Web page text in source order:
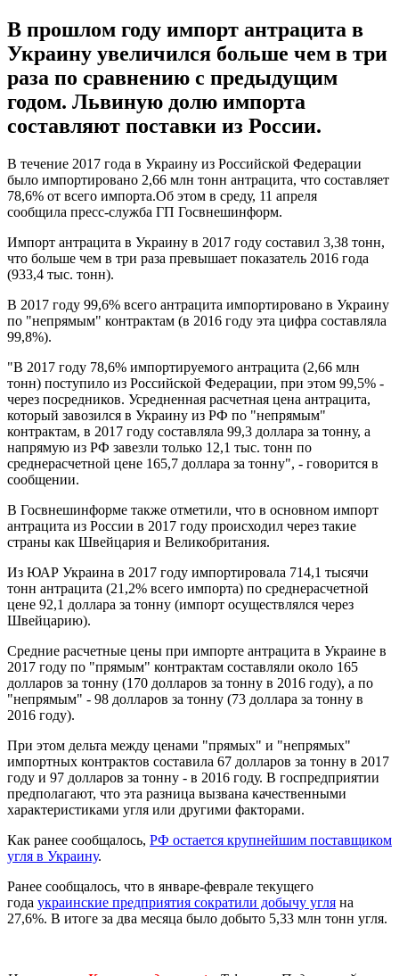
В прошлом году импорт антрацита в
Украину увеличился больше чем в три
раза по сравнению с предыдущим
годом. Львиную долю импорта
составляют поставки из России.
В течение 2017 года в Украину из Российской Федерации
было импортировано 2,66 млн тонн антрацита, что составляет
78,6% от всего импорта.Об этом в среду, 11 апреля
сообщила пресс-служба ГП Госвнешинформ.
Импорт антрацита в Украину в 2017 году составил 3,38 тонн,
что больше чем в три раза превышает показатель 2016 года
(933,4 тыс. тонн).
В 2017 году 99,6% всего антрацита импортировано в Украину
по "непрямым" контрактам (в 2016 году эта цифра составляла
99,8%).
"В 2017 году 78,6% импортируемого антрацита (2,66 млн
тонн) поступило из Российской Федерации, при этом 99,5% -
через посредников. Усредненная расчетная цена антрацита,
который завозился в Украину из РФ по "непрямым"
контрактам, в 2017 году составляла 99,3 доллара за тонну, а
напрямую из РФ завезли только 12,1 тыс. тонн по
среднерасчетной цене 165,7 доллара за тонну", - говорится в
сообщении.
В Госвнешинформе также отметили, что в основном импорт
антрацита из России в 2017 году происходил через такие
страны как Швейцария и Великобритания.
Из ЮАР Украина в 2017 году импортировала 714,1 тысячи
тонн антрацита (21,2% всего импорта) по среднерасчетной
цене 92,1 доллара за тонну (импорт осуществлялся через
Швейцарию).
Средние расчетные цены при импорте антрацита в Украине в
2017 году по "прямым" контрактам составляли около 165
долларов за тонну (170 долларов за тонну в 2016 году), а по
"непрямым" - 98 долларов за тонну (73 доллара за тонну в
2016 году).
При этом дельта между ценами "прямых" и "непрямых"
импортных контрактов составила 67 долларов за тонну в 2017
году и 97 долларов за тонну - в 2016 году. В госпредприятии
предполагают, что эта разница вызвана качественными
характеристиками угля или другими факторами.
Как ранее сообщалось, РФ остается крупнейшим поставщиком
угля в Украину.
Ранее сообщалось, что в январе-феврале текущего
года украинские предприятия сократили добычу угля на
27,6%. В итоге за два месяца было добыто 5,33 млн тонн угля.